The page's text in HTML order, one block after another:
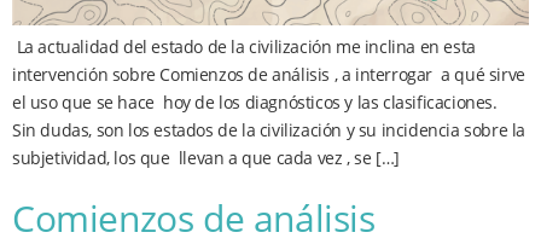
La actualidad del estado de la civilización me inclina en esta
intervención sobre Comienzos de análisis , a interrogar a qué sirve
el uso que se hace hoy de los diagnósticos y las clasificaciones.
Sin dudas, son los estados de la civilización y su incidencia sobre la
subjetividad, los que llevan a que cada vez , se […]
Comienzos de análisis